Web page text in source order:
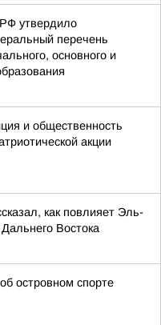
утвердило
перечень
основного и
и общественность
акции
как повлияет Эль-
Востока
островном спорте